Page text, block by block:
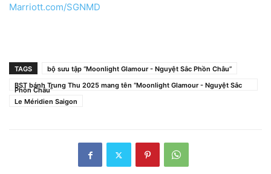
Marriott.com/SGNMD
TAGS
bộ sưu tập “Moonlight Glamour - Nguyệt Sắc Phồn Châu”
BST bánh Trung Thu 2025 mang tên “Moonlight Glamour - Nguyệt Sắc
Phồn Châu”
Le Méridien Saigon